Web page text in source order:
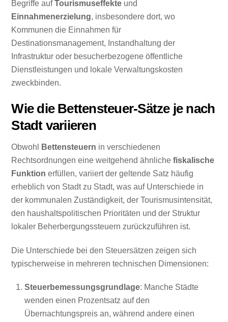
Begriffe aufTourismuseffekte und
Einnahmenerzielung, insbesondere dort, wo
Kommunen die Einnahmen für
Destinationsmanagement, Instandhaltung der
Infrastruktur oder besucherbezogene öffentliche
Dienstleistungen und lokale Verwaltungskosten
zweckbinden.
Wie die Bettensteuer-Sätze je nach
Stadt variieren
Obwohl Bettensteuern in verschiedenen
Rechtsordnungen eine weitgehend ähnlichefiskalische
Funktion erfüllen, variiert der geltende Satz häufig
erheblich von Stadt zu Stadt, was auf Unterschiede in
der kommunalen Zuständigkeit, der Tourismusintensität,
den haushaltspolitischen Prioritäten und der Struktur
lokaler Beherbergungssteuern zurückzuführen ist.
Die Unterschiede bei den Steuersätzen zeigen sich
typischerweise in mehreren technischen Dimensionen:
Steuerbemessungsgrundlage: Manche Städte
wenden einen Prozentsatz auf den
Übernachtungspreis an, während andere einen